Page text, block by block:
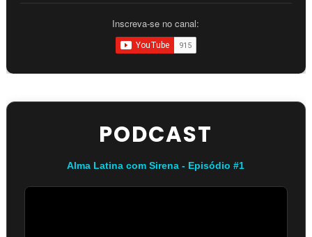
Inscreva-se no canal:
PODCAST
Alma Latina com Sirena - Episódio #1